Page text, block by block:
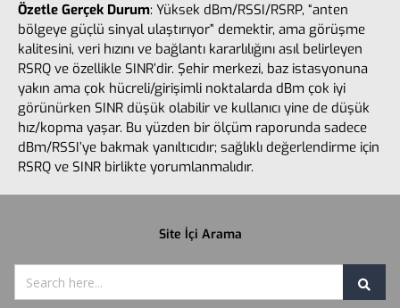
Özetle Gerçek Durum: Yüksek dBm/RSSI/RSRP, “anten
bölgeye güçlü sinyal ulaştırıyor” demektir, ama görüşme
kalitesini, veri hızını ve bağlantı kararlılığını asıl belirleyen
RSRQ ve özellikle SINR’dir. Şehir merkezi, baz istasyonuna
yakın ama çok hücreli/girişimli noktalarda dBm çok iyi
görünürken SINR düşük olabilir ve kullanıcı yine de düşük
hız/kopma yaşar. Bu yüzden bir ölçüm raporunda sadece
dBm/RSSI’ye bakmak yanıltıcıdır; sağlıklı değerlendirme için
RSRQ ve SINR birlikte yorumlanmalıdır.
Site İçi Arama